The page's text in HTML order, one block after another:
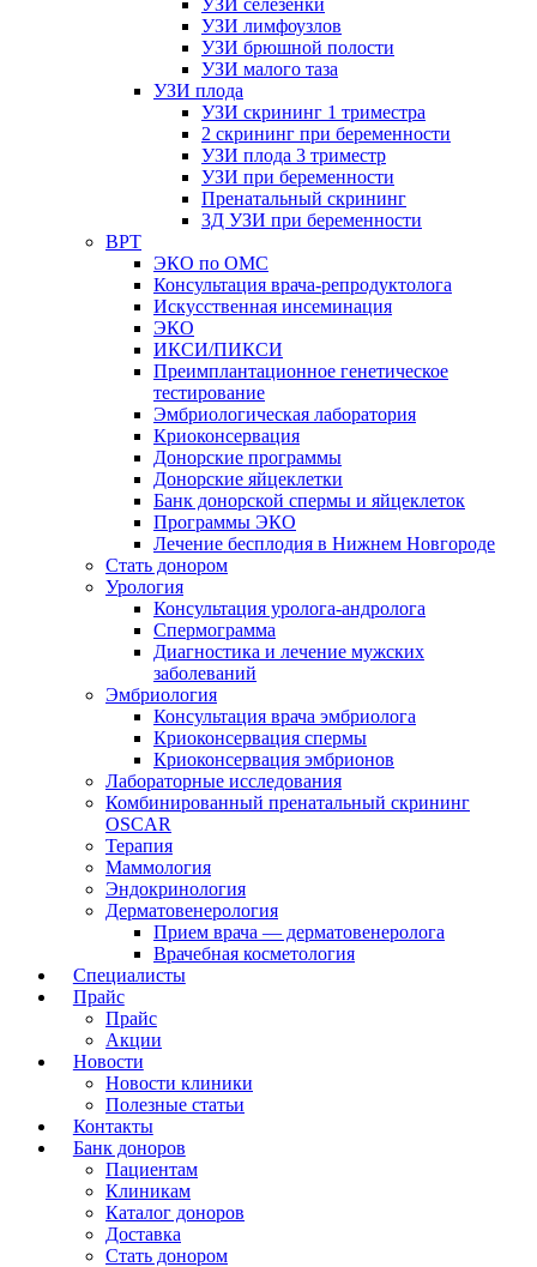
УЗИ селезенки
УЗИ лимфоузлов
УЗИ брюшной полости
УЗИ малого таза
УЗИ плода
УЗИ скрининг 1 триместра
2 скрининг при беременности
УЗИ плода 3 триместр
УЗИ при беременности
Пренатальный скрининг
3Д УЗИ при беременности
ВРТ
ЭКО по ОМС
Консультация врача-репродуктолога
Искусственная инсеминация
ЭКО
ИКСИ/ПИКСИ
Преимплантационное генетическое
тестирование
Эмбриологическая лаборатория
Криоконсервация
Донорские программы
Донорские яйцеклетки
Банк донорской спермы и яйцеклеток
Программы ЭКО
Лечение бесплодия в Нижнем Новгороде
Стать донором
Урология
Консультация уролога-андролога
Спермограмма
Диагностика и лечение мужских
заболеваний
Эмбриология
Консультация врача эмбриолога
Криоконсервация спермы
Криоконсервация эмбрионов
Лабораторные исследования
Комбинированный пренатальный скрининг
OSCAR
Терапия
Маммология
Эндокринология
Дерматовенерология
Прием врача — дерматовенеролога
Врачебная косметология
Специалисты
Прайс
Прайс
Акции
Новости
Новости клиники
Полезные статьи
Контакты
Банк доноров
Пациентам
Клиникам
Каталог доноров
Доставка
Стать донором